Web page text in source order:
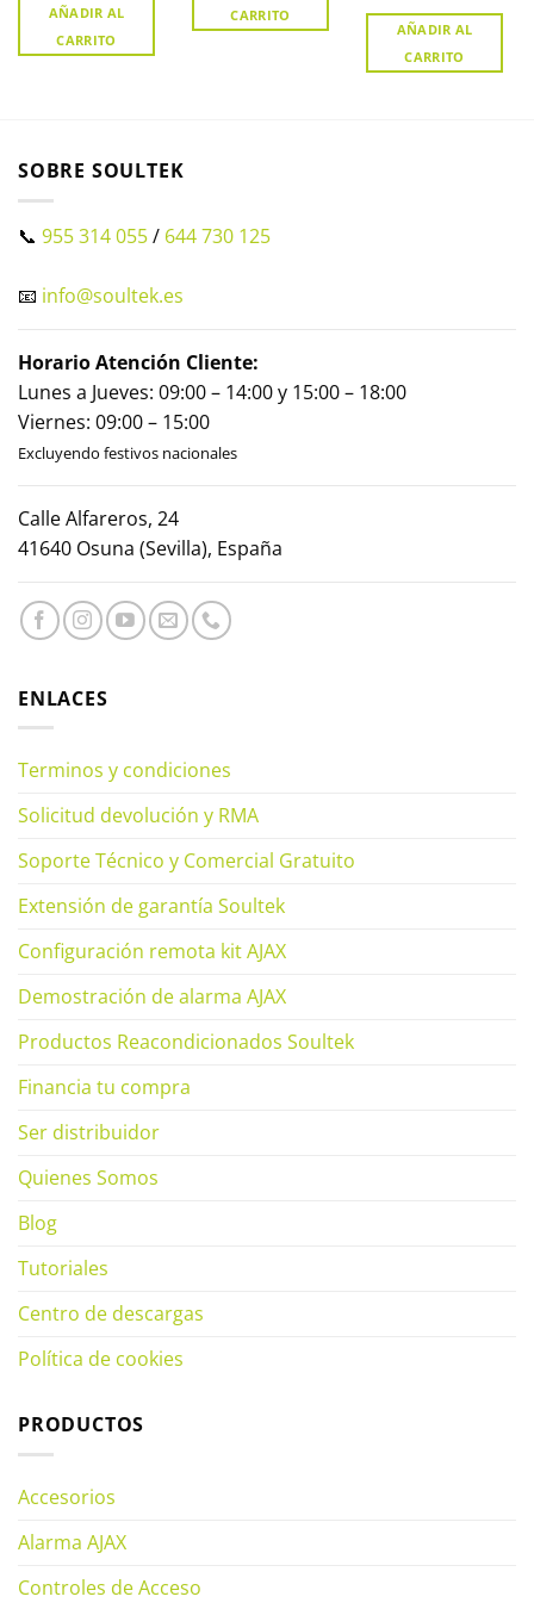
AÑADIR AL
CARRITO
CARRITO
AÑADIR AL
CARRITO
SOBRE SOULTEK
📞 955 314 055/ 644 730 125
📧 info@soultek.es
Horario Atención Cliente:
Lunes a Jueves: 09:00 – 14:00 y 15:00 – 18:00
Viernes: 09:00 – 15:00
Excluyendo festivos nacionales
Calle Alfareros, 24
41640 Osuna (Sevilla), España
ENLACES
Terminos y condiciones
Solicitud devolución y RMA
Soporte Técnico y Comercial Gratuito
Extensión de garantía Soultek
Configuración remota kit AJAX
Demostración de alarma AJAX
Productos Reacondicionados Soultek
Financia tu compra
Ser distribuidor
Quienes Somos
Blog
Tutoriales
Centro de descargas
Política de cookies
PRODUCTOS
Accesorios
Alarma AJAX
Controles de Acceso